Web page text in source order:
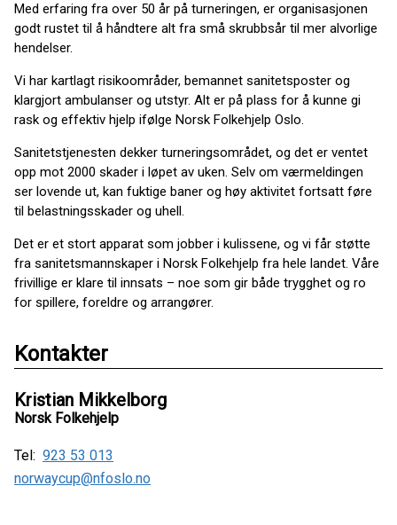
Med erfaring fra over 50 år på turneringen, er organisasjonen
godt rustet til å håndtere alt fra små skrubbsår til mer alvorlige
hendelser.
Vi har kartlagt risikoområder, bemannet sanitetsposter og
klargjort ambulanser og utstyr. Alt er på plass for å kunne gi
rask og effektiv hjelp ifølge Norsk Folkehjelp Oslo.
Sanitetstjenesten dekker turneringsområdet, og det er ventet
opp mot 2000 skader i løpet av uken. Selv om værmeldingen
ser lovende ut, kan fuktige baner og høy aktivitet fortsatt føre
til belastningsskader og uhell.
Det er et stort apparat som jobber i kulissene, og vi får støtte
fra sanitetsmannskaper i Norsk Folkehjelp fra hele landet. Våre
frivillige er klare til innsats – noe som gir både trygghet og ro
for spillere, foreldre og arrangører.
Kontakter
Kristian Mikkelborg
Norsk Folkehjelp
Tel: 923 53 013
norwaycup@nfoslo.no